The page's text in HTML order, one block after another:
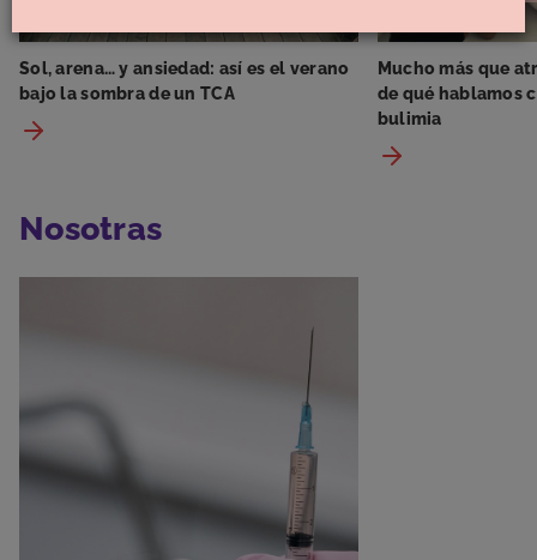
Sol, arena… y ansiedad: así es el verano
bajo la sombra de un TCA
Mucho más que
de qué hablamos
bulimia
Nosotras